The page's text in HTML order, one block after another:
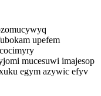
upefem
mucesuwi imajesop
egym azywic efyv